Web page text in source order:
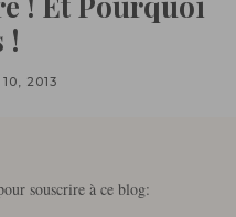
!
2013
souscrire à ce blog: